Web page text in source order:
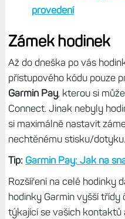
provedení
Zámek hodinek
Až do dneška po vás
přístupového kódu pouze
Garmin Pay, kterou si
Connect. Jinak nebyly
si maximálně nastavit
nechtěnému stisku/dotyku.
Tip: Garmin Pay: Jak na
Rozšíření na celé hodinky
hodinky Garmin vyšší
týkající se vašich kontaktů